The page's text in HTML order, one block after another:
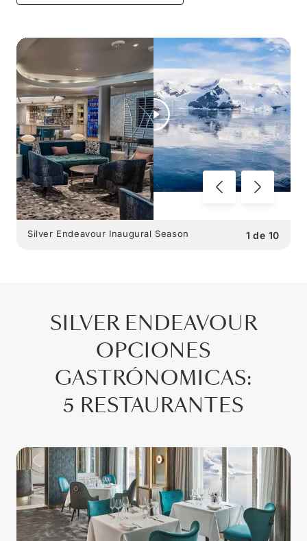
1 de 10
Silver Endeavour Inaugural Season
SILVER ENDEAVOUR
OPCIONES
GASTRÓNOMICAS:
5 RESTAURANTES